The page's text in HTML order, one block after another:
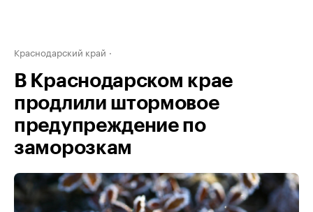
Краснодарский край
В Краснодарском крае
продлили штормовое
предупреждение по
заморозкам